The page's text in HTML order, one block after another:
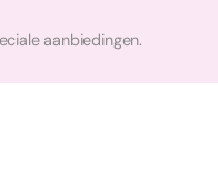
aanbiedingen.